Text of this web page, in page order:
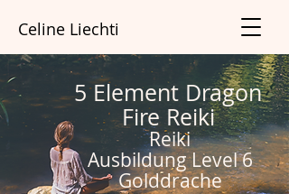
Celine Liechti
5 Element Dragon
Fire Reiki
Reiki
AusbildungLevel 6
Golddrache